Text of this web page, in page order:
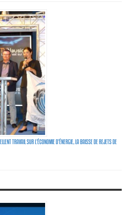
TRAVAIL SUR L’ÉCONOMIE D’ÉNERGIE, LA BAISSE DE REJETS DE